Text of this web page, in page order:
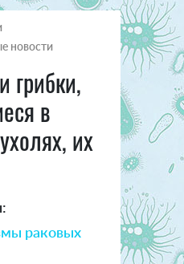
новости
грибки,
в
их
раковых